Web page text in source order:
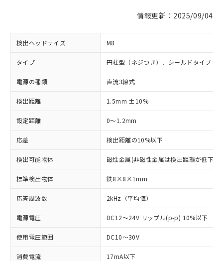
情報更新：2025/09/04
検出ヘッドサイズ M8
タイプ 円柱型（ネジつき）、シールドタイプ
電源の種類 直流3線式
検出距離 1.5mm ±10%
設定距離 0～1.2mm
応差 検出距離の10%以下
検出可能物体 磁性金属(非磁性金属は検出距離が低下し
標準検出物体 鉄8×8×1mm
応答周波数 2kHz（平均値）
電源電圧 DC12～24V リップル(p-p) 10%以下
使用電圧範囲 DC10～30V
消費電流 17mA以下